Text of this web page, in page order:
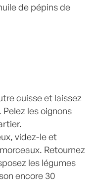
de pépins de
cuisse et laissez
les oignons
videz-le et
Retournez
les légumes
encore 30